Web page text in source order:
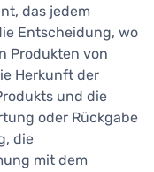
das jedem
Entscheidung, wo
Produkten von
Herkunft der
und die
oder Rückgabe
die
mit dem